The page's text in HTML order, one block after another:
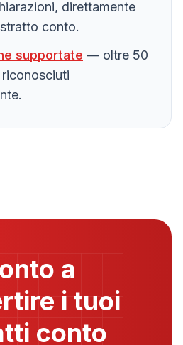
direttamente
conto.
supportate — oltre 50
a
i tuoi
conto